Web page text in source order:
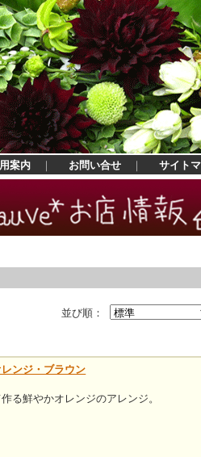
案内 ｜ お問い合せ ｜ サイト
並び順：
ンジ・ブラウン
る鮮やかオレンジのアレンジ。